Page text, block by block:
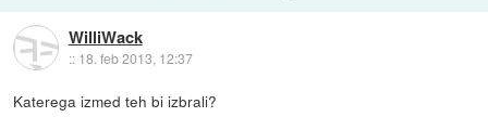
WilliWack
:: 18. feb 2013, 12:37
Katerega izmed teh bi izbrali?